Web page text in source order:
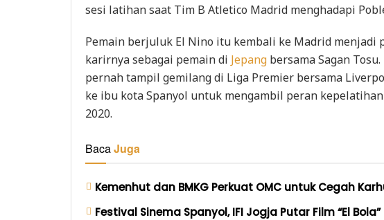
sesi latihan saat Tim B Atletico Madrid menghadapi
Pemain berjuluk El Nino itu kembali ke Madrid menjadi
karirnya sebagai pemain di Jepang bersama Sagan
pernah tampil gemilang di Liga Premier bersama
ke ibu kota Spanyol untuk mengambil peran
2020.
BacaJuga
Kemenhut dan BMKG Perkuat OMC untuk Cegah
Festival Sinema Spanyol, IFI Jogja Putar Film “El Bola”